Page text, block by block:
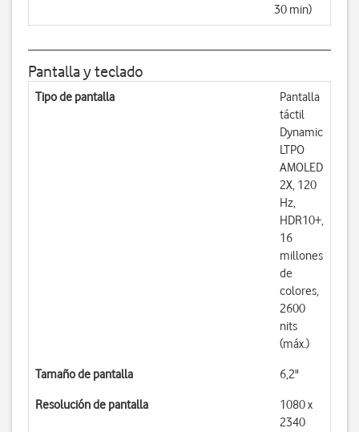
30 min)
Pantalla y teclado
Tipo de pantalla
Pantalla
táctil
Dynamic
LTPO
AMOLED
2X, 120
Hz,
HDR10+,
16
millones
de
colores,
2600
nits
(máx.)
Tamaño de pantalla 6,2"
Resolución de pantalla
1080 x
2340